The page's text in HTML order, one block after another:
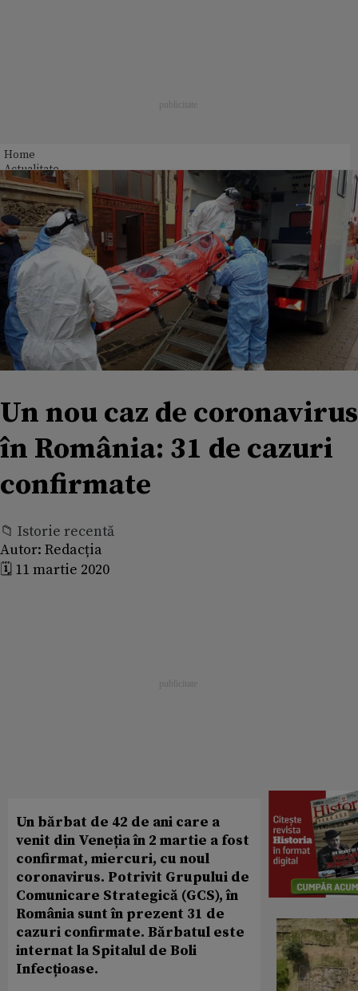
Home
Actualitate
Un nou caz de coronavirus
în România: 31 de cazuri
confirmate
📁 Istorie recentă
Autor: Redacția
🗓️ 11 martie 2020
Un bărbat de 42 de ani care a
venit din Veneția în 2 martie a fost
confirmat, miercuri, cu noul
coronavirus. Potrivit Grupului de
Comunicare Strategică (GCS), în
România sunt în prezent 31 de
cazuri confirmate. Bărbatul este
internat la Spitalul de Boli
Infecțioase.